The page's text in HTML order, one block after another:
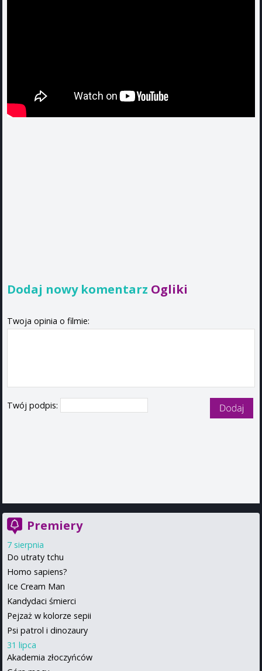
Dodaj nowy komentarz Ogliki
Twoja opinia o filmie:
Twój podpis:
Premiery
7 sierpnia
Do utraty tchu
Homo sapiens?
Ice Cream Man
Kandydaci śmierci
Pejzaż w kolorze sepii
Psi patrol i dinozaury
31 lipca
Akademia złoczyńców